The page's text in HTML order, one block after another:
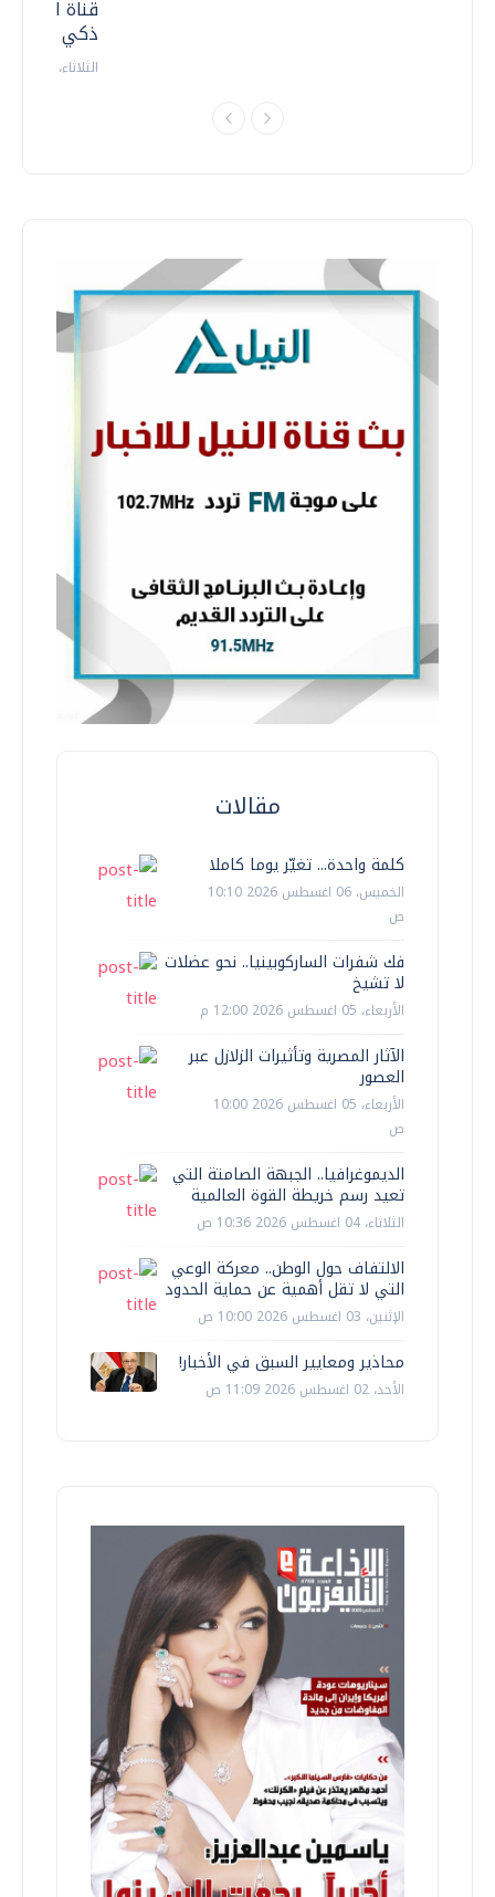
قناة
ذكي
الثلاثاء، 14 يوليو 2026 06:11 م
مقالات
كلمة واحدة... تغيّر يوما كاملا
الخميس، 06 اغسطس 2026 10:10
ص
فك شفرات الساركوبينيا.. نحو عضلات
لا تشيخ
الأربعاء، 05 اغسطس 2026 12:00 م
الآثار المصرية وتأثيرات الزلازل عبر
العصور
الأربعاء، 05 اغسطس 2026 10:00
ص
الديموغرافيا.. الجبهة الصامتة التي
تعيد رسم خريطة القوة العالمية
الثلاثاء، 04 اغسطس 2026 10:36 ص
الالتفاف حول الوطن.. معركة الوعي
التي لا تقل أهمية عن حماية الحدود
الإثنين، 03 اغسطس 2026 10:00 ص
محاذير ومعايير السبق في الأخبار!
الأحد، 02 اغسطس 2026 11:09 ص